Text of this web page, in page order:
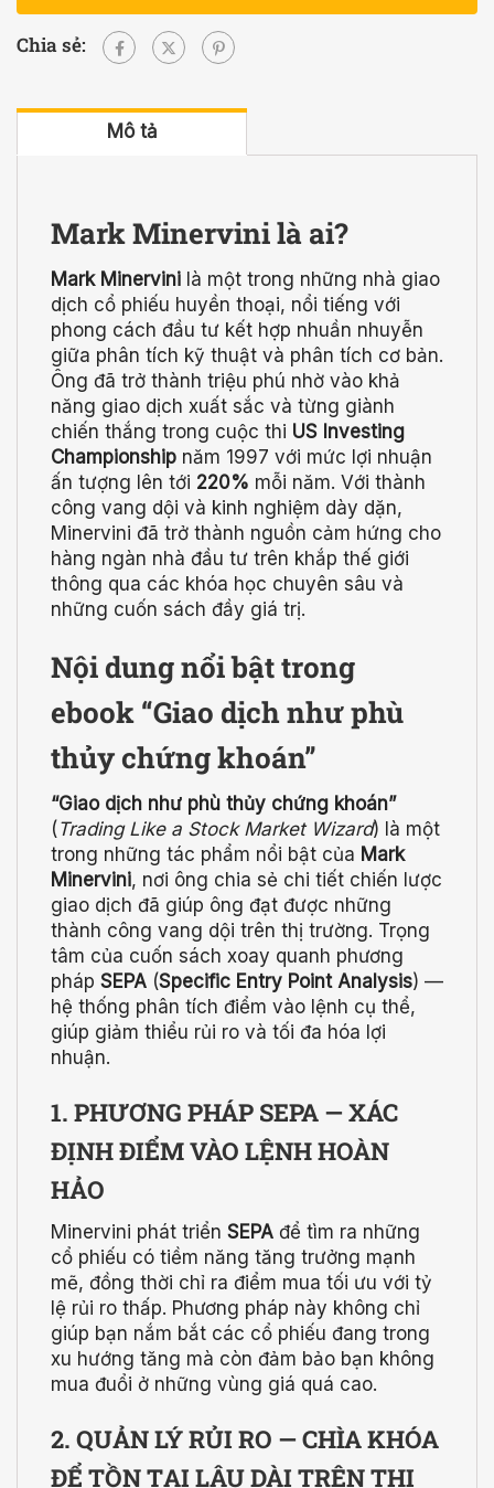
Chia sẻ:
Mô tả
Mark Minervini là ai?
Mark Minervini là một trong những nhà giao
dịch cổ phiếu huyền thoại, nổi tiếng với
phong cách đầu tư kết hợp nhuần nhuyễn
giữa phân tích kỹ thuật và phân tích cơ bản.
Ông đã trở thành triệu phú nhờ vào khả
năng giao dịch xuất sắc và từng giành
chiến thắng trong cuộc thi US Investing
Championship năm 1997 với mức lợi nhuận
ấn tượng lên tới 220% mỗi năm. Với thành
công vang dội và kinh nghiệm dày dặn,
Minervini đã trở thành nguồn cảm hứng cho
hàng ngàn nhà đầu tư trên khắp thế giới
thông qua các khóa học chuyên sâu và
những cuốn sách đầy giá trị.
Nội dung nổi bật trong
ebook “Giao dịch như phù
thủy chứng khoán”
“Giao dịch như phù thủy chứng khoán”
(Trading Like a Stock Market Wizard) là một
trong những tác phẩm nổi bật của Mark
Minervini, nơi ông chia sẻ chi tiết chiến lược
giao dịch đã giúp ông đạt được những
thành công vang dội trên thị trường. Trọng
tâm của cuốn sách xoay quanh phương
pháp SEPA (Specific Entry Point Analysis) —
hệ thống phân tích điểm vào lệnh cụ thể,
giúp giảm thiểu rủi ro và tối đa hóa lợi
nhuận.
1. PHƯƠNG PHÁP SEPA — XÁC
ĐỊNH ĐIỂM VÀO LỆNH HOÀN
HẢO
Minervini phát triển SEPA để tìm ra những
cổ phiếu có tiềm năng tăng trưởng mạnh
mẽ, đồng thời chỉ ra điểm mua tối ưu với tỷ
lệ rủi ro thấp. Phương pháp này không chỉ
giúp bạn nắm bắt các cổ phiếu đang trong
xu hướng tăng mà còn đảm bảo bạn không
mua đuổi ở những vùng giá quá cao.
2. QUẢN LÝ RỦI RO — CHÌA KHÓA
ĐỂ TỒN TẠI LÂU DÀI TRÊN THỊ